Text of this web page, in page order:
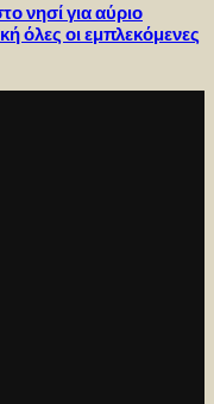
νησί για αύριο
όλες οι εμπλεκόμενες